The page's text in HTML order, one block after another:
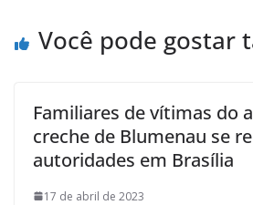
Você pode gostar
Familiares de vítimas do
creche de Blumenau se
autoridades em Brasília
17 de abril de 2023